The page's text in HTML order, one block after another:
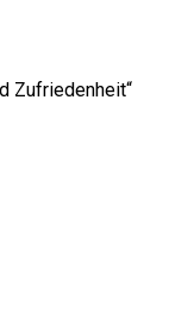
Zufriedenheit“